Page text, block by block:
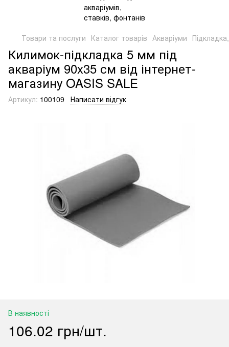
Товари та послуги Каталог товарів Акваріуми
Килимок-підкладка 5 мм під
акваріум 90x35 см від інтернет-
магазину OASIS SALE
Артикул: 100109 Написати відгук
В наявності
106.02 грн/шт.